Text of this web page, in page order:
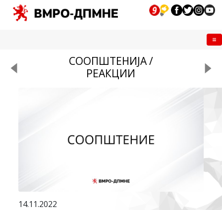
СООПШТЕНИЈА /
РЕАКЦИИ
14.11.2022